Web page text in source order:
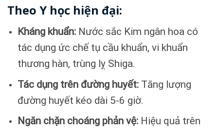
Theo Y học hiện đại:
Kháng khuẩn:Nước sắc Kim ngân hoa có
tác dụng ức chế tụ cầu khuẩn, vi khuẩn
thương hàn, trùng lỵ Shiga.
Tác dụng trên đường huyết:Tăng lượng
đường huyết kéo dài 5-6 giờ.
Ngăn chặn choáng phản vệ:Hiệu quả trên